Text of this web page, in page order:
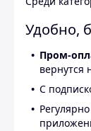
Удобно,
Пром-
вернутся
С